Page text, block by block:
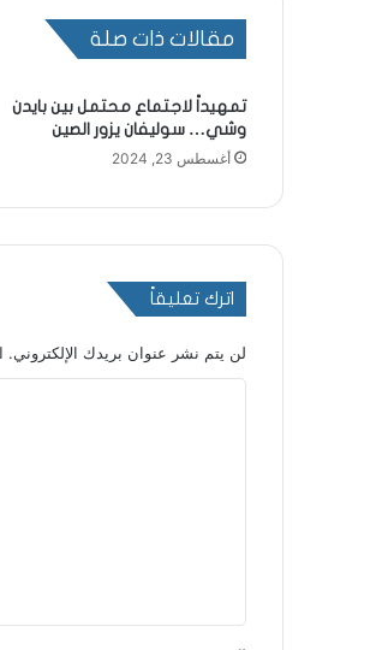
مقالات ذات صلة
تمهيداً لاجتماع محتمل بين بايدن
وشي… سوليفان يزور الصين
أغسطس 23, 2024
اترك تعليقاً
لن يتم نشر عنوان بريدك الإلكتروني.